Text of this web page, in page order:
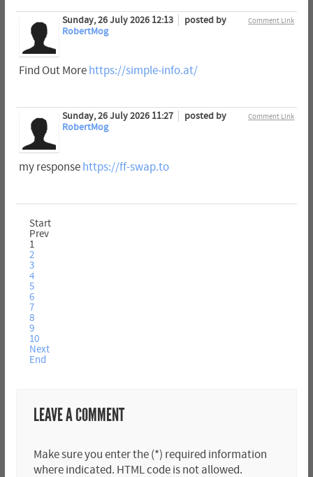
Comment Link
Sunday, 26 July 2026 12:13
posted by
RobertMog
Find Out More https://simple-info.at/
Comment Link
Sunday, 26 July 2026 11:27
posted by
RobertMog
my response https://ff-swap.to
Start
Prev
1
2
3
4
5
6
7
8
9
10
Next
End
LEAVE A COMMENT
Make sure you enter the (*) required information
where indicated. HTML code is not allowed.